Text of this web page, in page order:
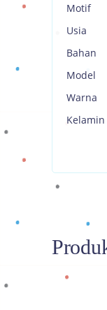
Motif
Usia
Bahan
Model
Warna
Kelamin